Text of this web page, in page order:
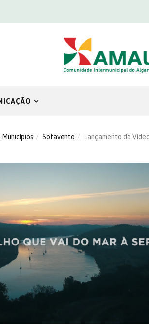
Municípios Sotavento Lançamento de